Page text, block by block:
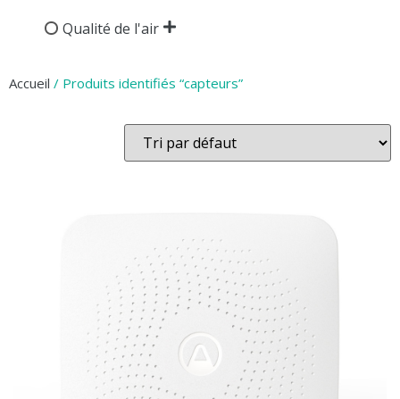
Qualité de l'air
Accueil / Produits identifiés “capteurs”